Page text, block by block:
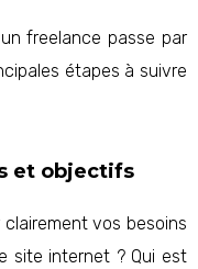
freelance passe par
étapes à suivre
et objectifs
vos besoins
site internet ? Qui est